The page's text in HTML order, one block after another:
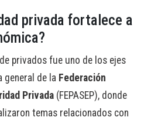
privada fortalece a
privados fue uno de los ejes
general de la Federación
Privada (FEPASEP), donde
temas relacionados con